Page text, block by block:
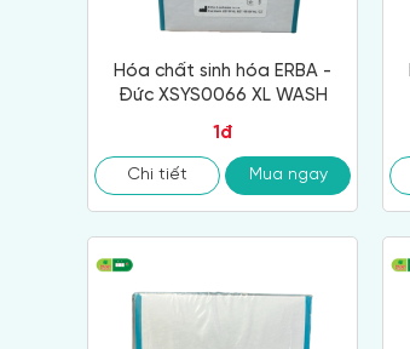
Hóa chất sinh hóa ERBA -
Đức XSYS0066 XL WASH
1đ
Chi tiết Mua ngay